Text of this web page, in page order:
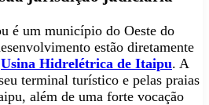
é um município do Oeste do
estão diretamente
Usina Hidrelétrica de Itaipu. A
terminal turístico e pelas praias
além de uma forte vocação